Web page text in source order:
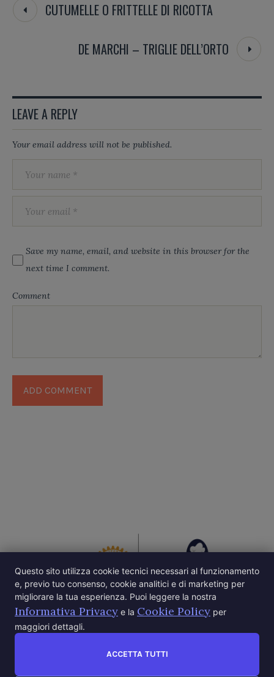
CUTUMELLE O FRITTELLE DI RICOTTA
DE MARCHI – TRIGLIE DELL’ORTO
LEAVE A REPLY
Your email address will not be published.
Save my name, email, and website in this browser for the
next time I comment.
Comment
Questo sito utilizza cookie tecnici necessari al funzionamento
e, previo tuo consenso, cookie analitici e di marketing per
migliorare la tua esperienza. Puoi leggere la nostra
Informativa Privacy e la Cookie Policy per
maggiori dettagli.
ACCETTA TUTTI